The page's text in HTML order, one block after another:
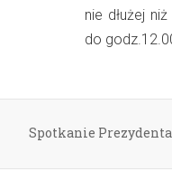
nie dłużej
do
Spotkanie